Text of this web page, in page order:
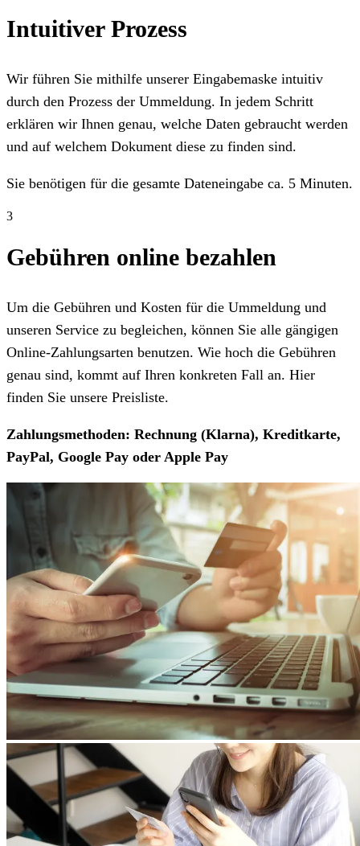
Intuitiver Prozess
Wir führen Sie mithilfe unserer Eingabemaske intuitiv
durch den Prozess der Ummeldung. In jedem Schritt
erklären wir Ihnen genau, welche Daten gebraucht werden
und auf welchem Dokument diese zu finden sind.
Sie benötigen für die gesamte Dateneingabe ca. 5 Minuten.
3
Gebühren online bezahlen
Um die Gebühren und Kosten für die Ummeldung und
unseren Service zu begleichen, können Sie alle gängigen
Online-Zahlungsarten benutzen. Wie hoch die Gebühren
genau sind, kommt auf Ihren konkreten Fall an. Hier
finden Sie unsere Preisliste.
Zahlungsmethoden: Rechnung (Klarna), Kreditkarte,
PayPal, Google Pay oder Apple Pay